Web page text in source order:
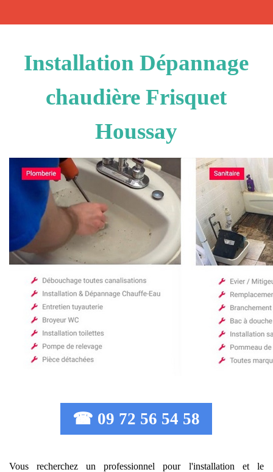
Installation Dépannage
chaudière Frisquet
Houssay
☎ 09 72 56 54 58
Vous recherchez un professionnel pour l'installation et le